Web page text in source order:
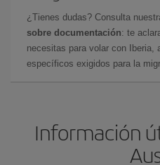
¿Tienes dudas? Consulta
sobre documentación: te
necesitas para volar con Iberia,
específicos exigidos para la
Información